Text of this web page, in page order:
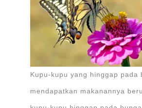
Kupu-kupu yang hinggap pada
mendapatkan makanannya